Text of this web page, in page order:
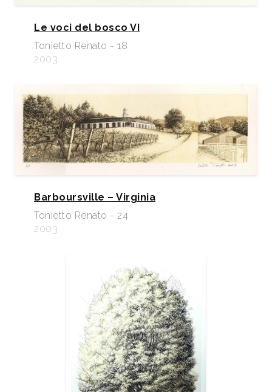
Le voci del bosco VI
Tonietto Renato - 18
2003
Barboursville – Virginia
Tonietto Renato - 24
2003